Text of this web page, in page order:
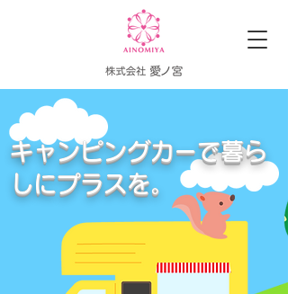
キャンピングカーで暮ら
しにプラスを。